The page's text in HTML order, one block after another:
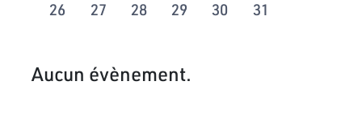
26 27 28 29 30 31
Aucun évènement.